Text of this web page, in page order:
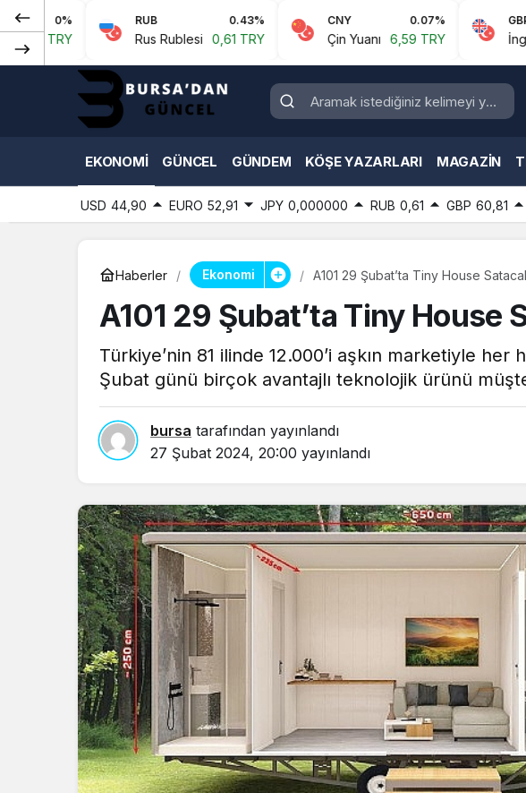
RUB 0.43%
Rus Rublesi 0,61 TRY
CNY 0.07%
Çin Yuanı 6,59 TRY
GBP
İngiliz Sterlini
EKONOMI GÜNCEL GÜNDEM KÖŞE YAZARLARI MAGAZIN
USD 44,90 EURO 52,91 JPY 0,000000 RUB 0,61 GBP 60,81
Haberler Ekonomi A101 29 Şubat’ta Tiny House
A101 29 Şubat’ta Tiny House
Türkiye’nin 81 ilinde 12.000’i aşkın marketiyle
Şubat günü birçok avantajlı teknolojik ürünü
bursa tarafından yayınlandı
27 Şubat 2024, 20:00 yayınlandı